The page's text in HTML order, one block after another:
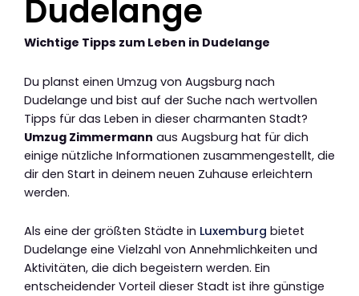
Dudelange
Wichtige Tipps zum Leben in Dudelange
Du planst einen Umzug von Augsburg nach
Dudelange und bist auf der Suche nach wertvollen
Tipps für das Leben in dieser charmanten Stadt?
Umzug Zimmermann aus Augsburg hat für dich
einige nützliche Informationen zusammengestellt, die
dir den Start in deinem neuen Zuhause erleichtern
werden.
Als eine der größten Städte in Luxemburg bietet
Dudelange eine Vielzahl von Annehmlichkeiten und
Aktivitäten, die dich begeistern werden. Ein
entscheidender Vorteil dieser Stadt ist ihre günstige